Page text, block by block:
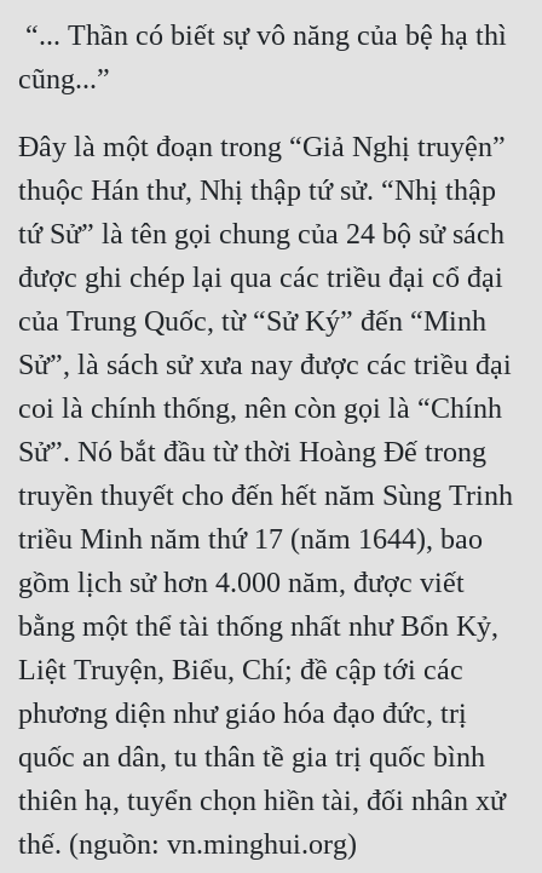
Đây là một đoạn trong “Giả Nghị truyện”
thuộc Hán thư, Nhị thập tứ sử. “Nhị thập
tứ Sử” là tên gọi chung của 24 bộ sử sách
được ghi chép lại qua các triều đại cổ đại
của Trung Quốc, từ “Sử Ký” đến “Minh
Sử”, là sách sử xưa nay được các triều đại
coi là chính thống, nên còn gọi là “Chính
Sử”. Nó bắt đầu từ thời Hoàng Đế trong
truyền thuyết cho đến hết năm Sùng Trinh
triều Minh năm thứ 17 (năm 1644), bao
gồm lịch sử hơn 4.000 năm, được viết
bằng một thể tài thống nhất như Bổn Kỷ,
Liệt Truyện, Biểu, Chí; đề cập tới các
phương diện như giáo hóa đạo đức, trị
quốc an dân, tu thân tề gia trị quốc bình
thiên hạ, tuyển chọn hiền tài, đối nhân xử